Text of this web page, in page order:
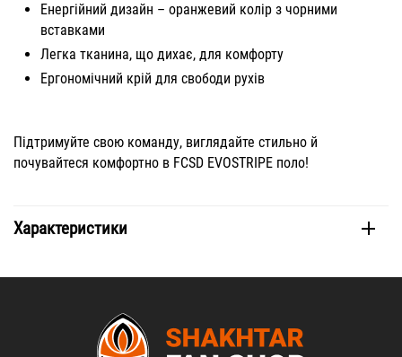
Енергійний дизайн – оранжевий колір з чорними
вставками
Легка тканина, що дихає, для комфорту
Ергономічний крій для свободи рухів
Підтримуйте свою команду, виглядайте стильно й
почувайтеся комфортно в FCSD EVOSTRIPE поло!
Характеристики